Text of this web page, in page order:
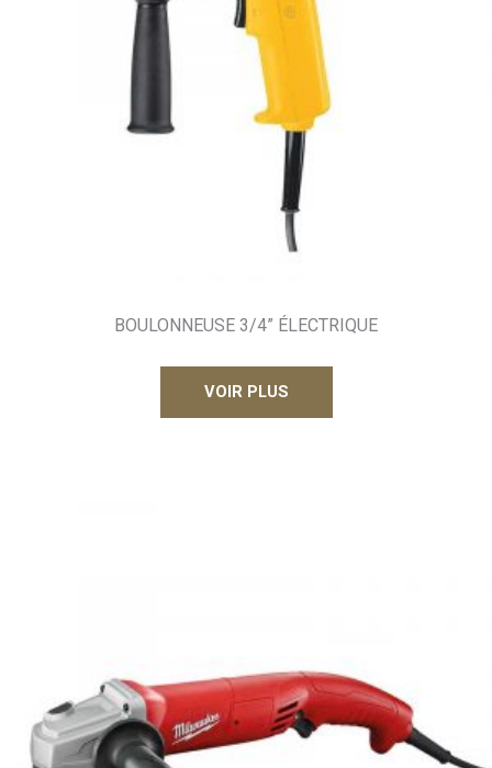
BOULONNEUSE 3/4” ÉLECTRIQUE
VOIR PLUS